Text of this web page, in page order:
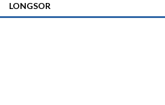
LONGSOR